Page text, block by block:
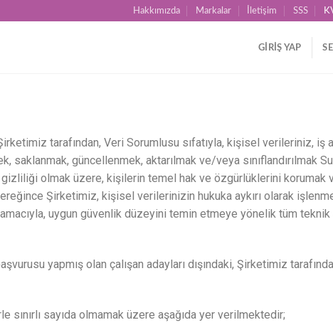
Hakkımızda Markalar İletişim SSS
GIRIŞ YAP
tarafından, Veri Sorumlusu sıfatıyla, kişisel verileriniz, iş
saklanmak, güncellenmek, aktarılmak ve/veya sınıflandırılmak
olmak üzere, kişilerin temel hak ve özgürlüklerini korumak
Şirketimiz, kişisel verilerinizin hukuka aykırı olarak
uygun güvenlik düzeyini temin etmeye yönelik tüm
yapmış olan çalışan adayları dışındaki, Şirketimiz
sayıda olmamak üzere aşağıda yer verilmektedir;